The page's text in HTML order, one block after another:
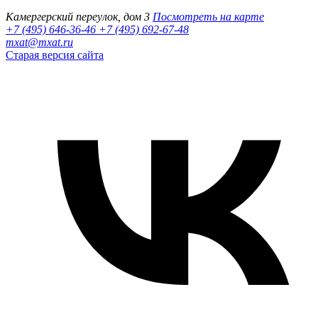
Камергерский переулок, дом 3 Посмотреть на карте
+7 (495) 646-36-46 +7 (495) 692-67-48‬
mxat@mxat.ru
Старая версия сайта